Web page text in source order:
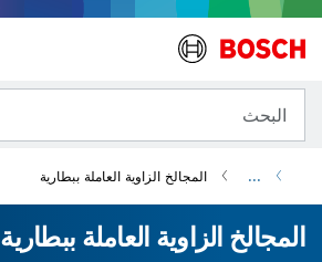
البحث
... المجالخ الزاوية العاملة ببطارية
المجالخ الزاوية العاملة ببطارية